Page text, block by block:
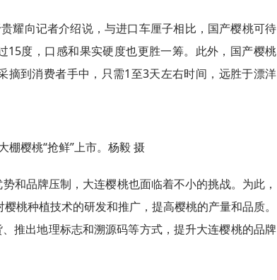
耀向记者介绍说，与进口车厘子相比，国产樱桃可待
15度，口感和果实硬度也更胜一筹。此外，国产樱桃
摘到消费者手中，只需1至3天左右时间，远胜于漂洋
棚樱桃“抢鲜”上市。杨毅 摄
和品牌压制，大连樱桃也面临着不小的挑战。为此，
桃种植技术的研发和推广，提高樱桃的产量和品质。
推出地理标志和溯源码等方式，提升大连樱桃的品牌